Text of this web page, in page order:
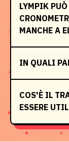
LYMPIK
MANCHE A
IN QUALI
COS'È IL
ESSERE